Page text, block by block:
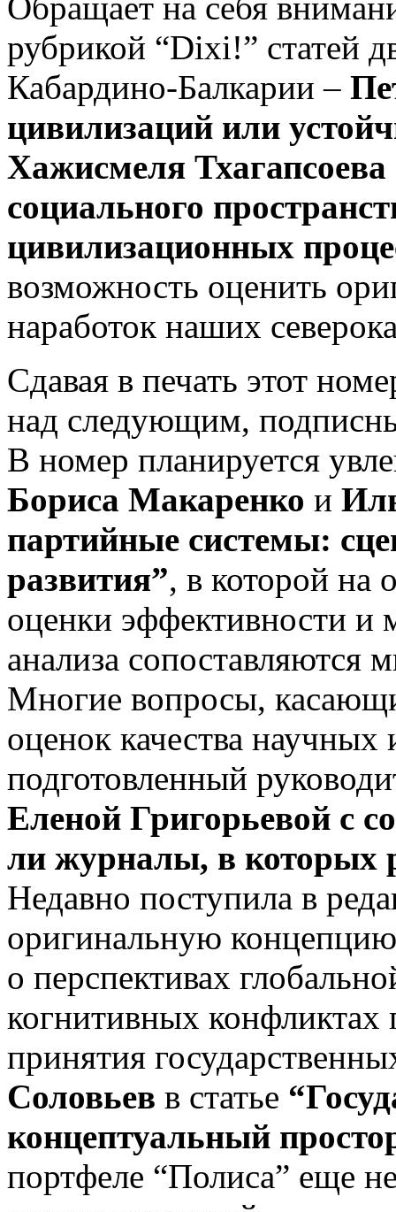
рубрикой “Dixi!” статей
Кабардино-Балкарии –
цивилизаций или
Хажисмеля
социального
цивилизационных
возможность оценить
наработок наших
Сдавая в печать этот
над следующим,
В номер планируется
Бориса Макаренко и
партийные системы:
развития”, в которой на
оценки эффективности и
анализа сопоставляются
Многие вопросы,
оценок качества научных
подготовленный
Еленой Григорьевой с
ли журналы, в которых
Недавно поступила в
оригинальную
о перспективах
когнитивных конфликтах
принятия
Соловьев в статье
концептуальный
портфеле “Полиса” еще